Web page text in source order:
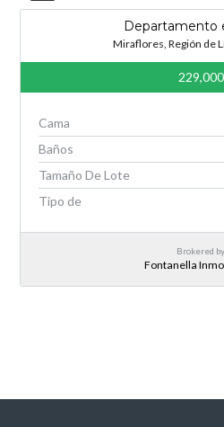
Departamento
Miraflores, Región de
229,000
Cama
Baños
Tamaño De Lote
Tipo de
Brokered by
Fontanella